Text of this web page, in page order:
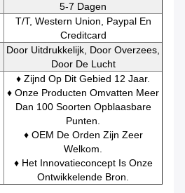
5-7 Dagen
T/T, Western Union, Paypal En
Creditcard
Door Uitdrukkelijk, Door Overzees,
Door De Lucht
♦ Zijnd Op Dit Gebied 12 Jaar.
♦ Onze Producten Omvatten Meer
Dan 100 Soorten Opblaasbare
Punten.
♦ OEM De Orden Zijn Zeer
Welkom.
♦ Het Innovatieconcept Is Onze
Ontwikkelende Bron.